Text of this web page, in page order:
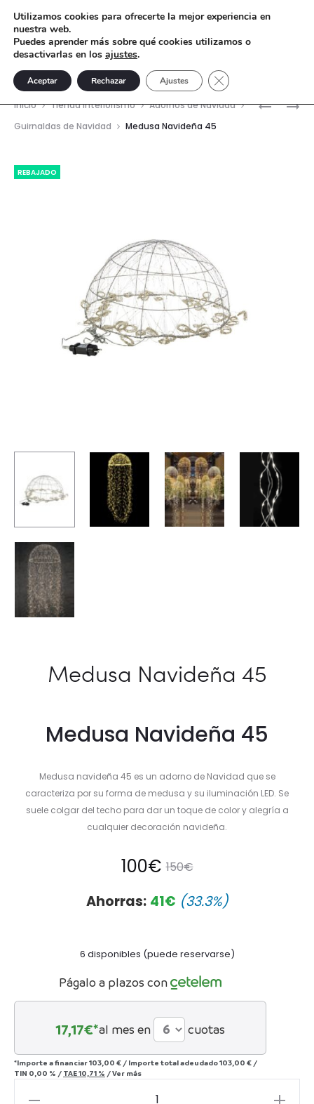
MEDUSA
MEDUSA
Inicio Tienda interiorismo
Adornos de Navidad
Guirnaldas de Navidad
Medusa Navideña 45
REBAJADO
Medusa Navideña 45
Medusa Navideña 45
Medusa navideña 45 es un adorno de Navidad que se
caracteriza por su forma de medusa y su iluminación LED. Se
suele colgar del techo para dar un toque de color y alegría a
cualquier decoración navideña.
150€
El
precio
era:
150€.
100€
El
precio
es:
100€.
Ahorras: 41€ (33.3%)
6 disponibles (puede reservarse)
Págalo a plazos con
17,17€*al mes en cuotas
*Importe a financiar103,00 € / Importe total adeudado103,00 € /
TIN 0,00 % / TAE10,71 % /Ver más
Utilizamos cookies para ofrecerte la mejor experiencia en
nuestra web.
Puedes aprender más sobre qué cookies utilizamos o
desactivarlas en los ajustes.
Aceptar Rechazar Ajustes Cerrar el banner de